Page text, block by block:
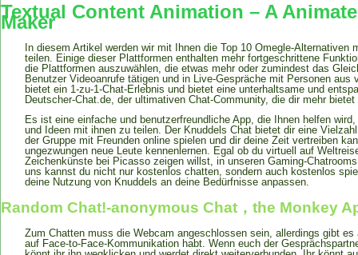
Textual Content Animation – A
Maker
In diesem Artikel werden wir mit Ihnen die Top 10 Omegle-Alternativen
teilen. Einige dieser Plattformen enthalten mehr fortgeschrittene
die Plattformen auszuwählen, die etwas mehr oder zumindest das
Benutzer Videoanrufe tätigen und in Live-Gespräche mit Personen aus
bietet ein 1-zu-1-Chat-Erlebnis und bietet eine unterhaltsame und
Deutscher-Chat.de, der ultimativen Chat-Community, die dir mehr
Es ist eine einfache und benutzerfreundliche App, die Ihnen helfen
und Ideen mit ihnen zu teilen. Der Knuddels Chat bietet dir eine
der Gruppe mit Freunden online spielen und dir deine Zeit vertreiben
ungezwungen neue Leute kennenlernen. Egal ob du virtuell auf
Zeichenkünste bei Picasso zeigen willst, in unseren Gaming-
uns kannst du nicht nur kostenlos chatten, sondern auch kostenlos
deine Nutzung von Knuddels an deine Bedürfnisse anpassen.
Random Chat!-anonymous Chat，the Monkey
Zum Chatten muss die Webcam angeschlossen sein, allerdings gibt
auf Face-to-Face-Kommunikation habt. Wenn euch der